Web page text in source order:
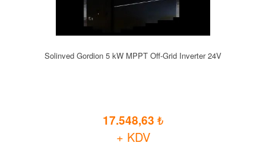
Solinved Gordion 5 kW MPPT Off-Grid Inverter 24V
17.548,63
+ KDV